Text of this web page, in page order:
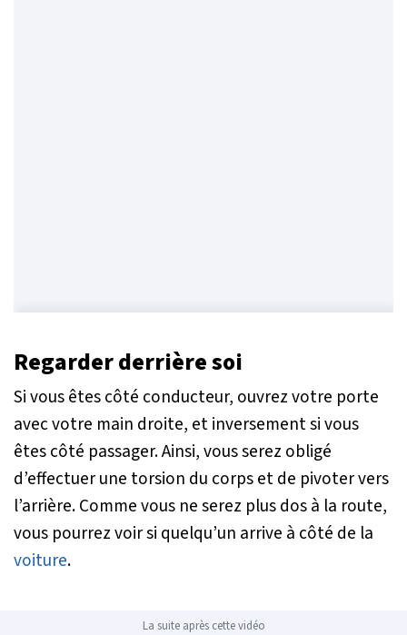
Regarder derrière soi
Si vous êtes côté conducteur, ouvrez votre porte
avec votre main droite, et inversement si vous
êtes côté passager. Ainsi, vous serez obligé
d’effectuer une torsion du corps et de pivoter vers
l’arrière. Comme vous ne serez plus dos à la route,
vous pourrez voir si quelqu’un arrive à côté de la
voiture.
La suite après cette vidéo